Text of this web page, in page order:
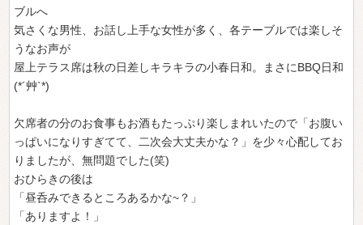
ブルへ
気さくな男性、お話し上手な女性が多く、各テーブルでは楽しそ
うなお声が
屋上テラス席は秋の日差しキラキラの小春日和。まさにBBQ日和
(*´艸`*)
欠席者の分のお食事もお酒もたっぷり楽しまれいたので「お腹い
っぱいになりすぎてて、二次会大丈夫かな？」を少々心配してお
りましたが、無問題でした(笑)
おひらきの後は
「昼呑みできるところあるかな~？」
「ありますよ！」